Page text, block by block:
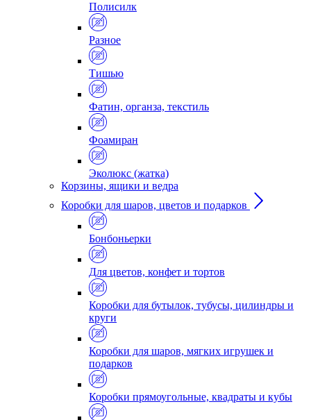
Полисилк
Разное
Тишью
Фатин, органза, текстиль
Фоамиран
Эколюкс (жатка)
Корзины, ящики и ведра
Коробки для шаров, цветов и подарков
Бонбоньерки
Для цветов, конфет и тортов
Коробки для бутылок, тубусы, цилиндры и
круги
Коробки для шаров, мягких игрушек и
подарков
Коробки прямоугольные, квадраты и кубы